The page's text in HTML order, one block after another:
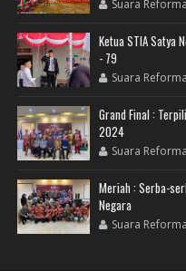
Suara
Ketua STIA Satya
- 79
Suara
Grand Final :
2024
Suara
Meriah : Serba-
Negara
Suara